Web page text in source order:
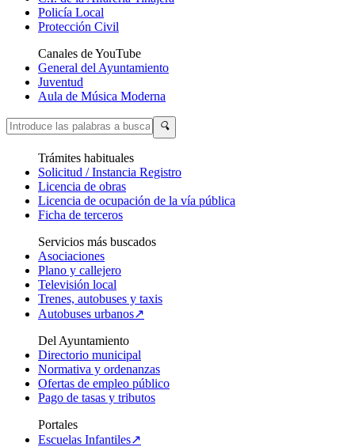
Policía Local
Protección Civil
Canales de YouTube
General del Ayuntamiento
Juventud
Aula de Música Moderna
🔍
Trámites habituales
Solicitud / Instancia Registro
Licencia de obras
Licencia de ocupación de la vía pública
Ficha de terceros
Servicios más buscados
Asociaciones
Plano y callejero
Televisión local
Trenes, autobuses y taxis
Autobuses urbanos↗
Del Ayuntamiento
Directorio municipal
Normativa y ordenanzas
Ofertas de empleo público
Pago de tasas y tributos
Portales
Escuelas Infantiles↗